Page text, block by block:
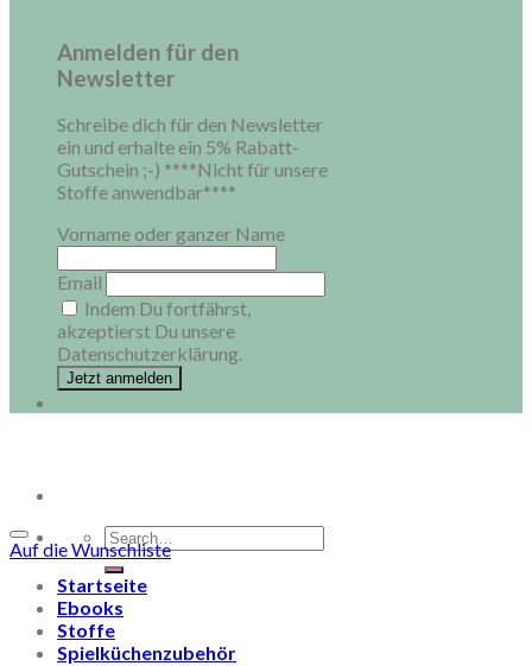
Anmelden für den
Newsletter
Schreibe dich für den Newsletter
ein und erhalte ein 5% Rabatt-
Gutschein ;-) ****Nicht für unsere
Stoffe anwendbar****
Vorname oder ganzer Name
Email
Indem Du fortfährst,
akzeptierst Du unsere
Datenschutzerklärung.
Search
for:
Startseite
Ebooks
Stoffe
Spielküchenzubehör
Auf die Wunschliste